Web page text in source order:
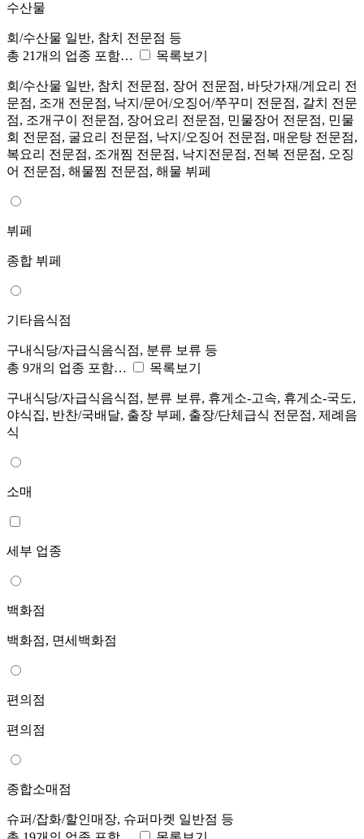
수산물
회/수산물 일반, 참치 전문점 등
총 21개의 업종 포함…
목록보기
회/수산물 일반, 참치 전문점, 장어 전문점, 바닷가재/게요리 전
문점, 조개 전문점, 낙지/문어/오징어/쭈꾸미 전문점, 갈치 전문
점, 조개구이 전문점, 장어요리 전문점, 민물장어 전문점, 민물
회 전문점, 굴요리 전문점, 낙지/오징어 전문점, 매운탕 전문점,
복요리 전문점, 조개찜 전문점, 낙지전문점, 전복 전문점, 오징
어 전문점, 해물찜 전문점, 해물 뷔페
뷔페
종합 뷔페
기타음식점
구내식당/자급식음식점, 분류 보류 등
총 9개의 업종 포함…
목록보기
구내식당/자급식음식점, 분류 보류, 휴게소-고속, 휴게소-국도,
야식집, 반찬/국배달, 출장 부페, 출장/단체급식 전문점, 제례음
식
소매
세부 업종
백화점
백화점, 면세백화점
편의점
편의점
종합소매점
슈퍼/잡화/할인매장, 슈퍼마켓 일반점 등